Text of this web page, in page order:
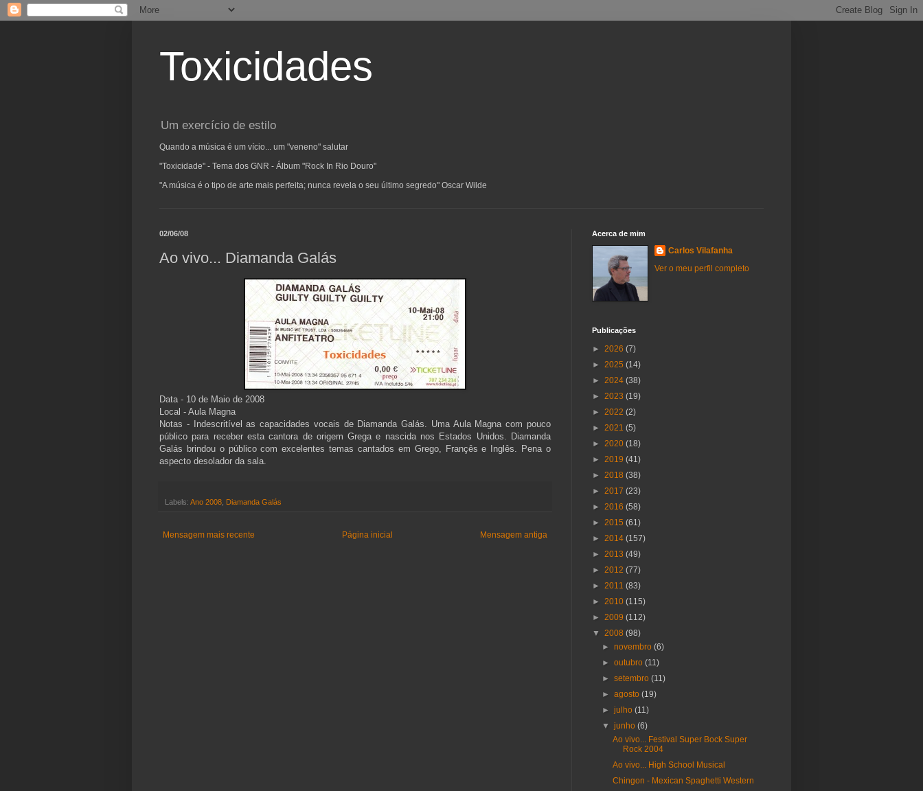
Toxicidades
Um exercício de estilo
Quando a música é um vício... um "veneno" salutar
"Toxicidade" - Tema dos GNR - Álbum "Rock In Rio Douro"
"A música é o tipo de arte mais perfeita; nunca revela o seu último segredo" Oscar Wilde
02/06/08
Ao vivo... Diamanda Galás
Data - 10 de Maio de 2008
Local - Aula Magna
Notas - Indescritível as capacidades vocais de Diamanda Galás. Uma Aula Magna com pouco
público para receber esta cantora de origem Grega e nascida nos Estados Unidos. Diamanda
Galás brindou o público com excelentes temas cantados em Grego, Françês e Inglês. Pena o
aspecto desolador da sala.
Labels: Ano 2008 Diamanda Galás
Mensagem mais recente Mensagem antiga
Página inicial
Acerca de mim
Carlos Vilafanha
Ver o meu perfil completo
Publicações
► 2026 (7)
► 2025 (14)
► 2024 (38)
► 2023 (19)
► 2022 (2)
► 2021 (5)
► 2020 (18)
► 2019 (41)
► 2018 (38)
► 2017 (23)
► 2016 (58)
► 2015 (61)
► 2014 (157)
► 2013 (49)
► 2012 (77)
► 2011 (83)
► 2010 (115)
► 2009 (112)
▼ 2008 (98)
►novembro(6)
►outubro(11)
►setembro(11)
►agosto(19)
►julho(11)
▼junho(6)
Ao vivo... Festival Super Bock Super
Rock 2004
Ao vivo... High School Musical
Chingon - Mexican Spaghetti Western